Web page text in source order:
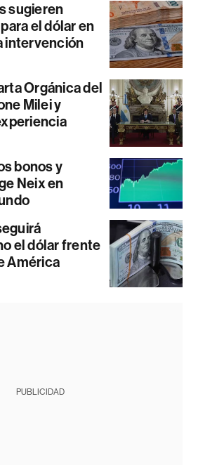
sugieren
el dólar en
intervención
Orgánica del
Milei y
bonos y
Neix en
el dólar frente
América
PUBLICIDAD